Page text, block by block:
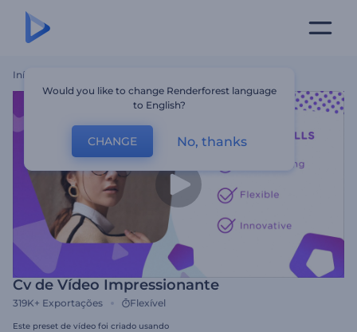
Início
Cv de Vídeo Impressionante
319K+ Exportações Flexível
Este preset de vídeo foi criado usando
Would you like to change Renderforest language
to English?
CHANGE No, thanks